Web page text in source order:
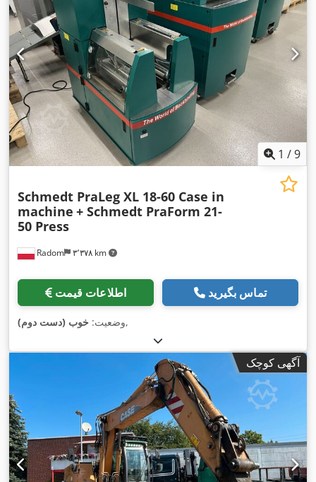
1 /9
Radom ۳٬۳۷۸ km
Schmedt PraLeg XL 18-60 Case in
machine + Schmedt PraForm 21-
50 Press
اطلاعات قیمت تماس بگیرید
وضعیت: خوب (دست دوم) ,
آگهی کوچک